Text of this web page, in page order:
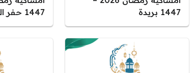
1447 بريدة
1447 حفر الباطن